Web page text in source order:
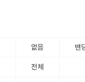
없음 밴
전체